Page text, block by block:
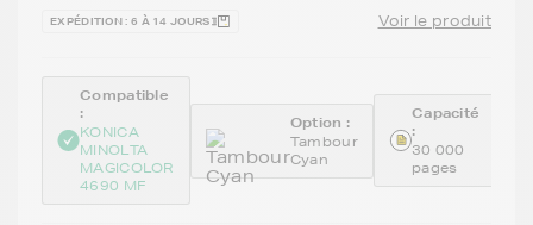
EXPÉDITION : 6 À 14 JOURS Voir le produit
Compatible
:
KONICA
MINOLTA
MAGICOLOR
4690 MF
Option :
Tambour
Cyan
Capacité
:
30 000
pages